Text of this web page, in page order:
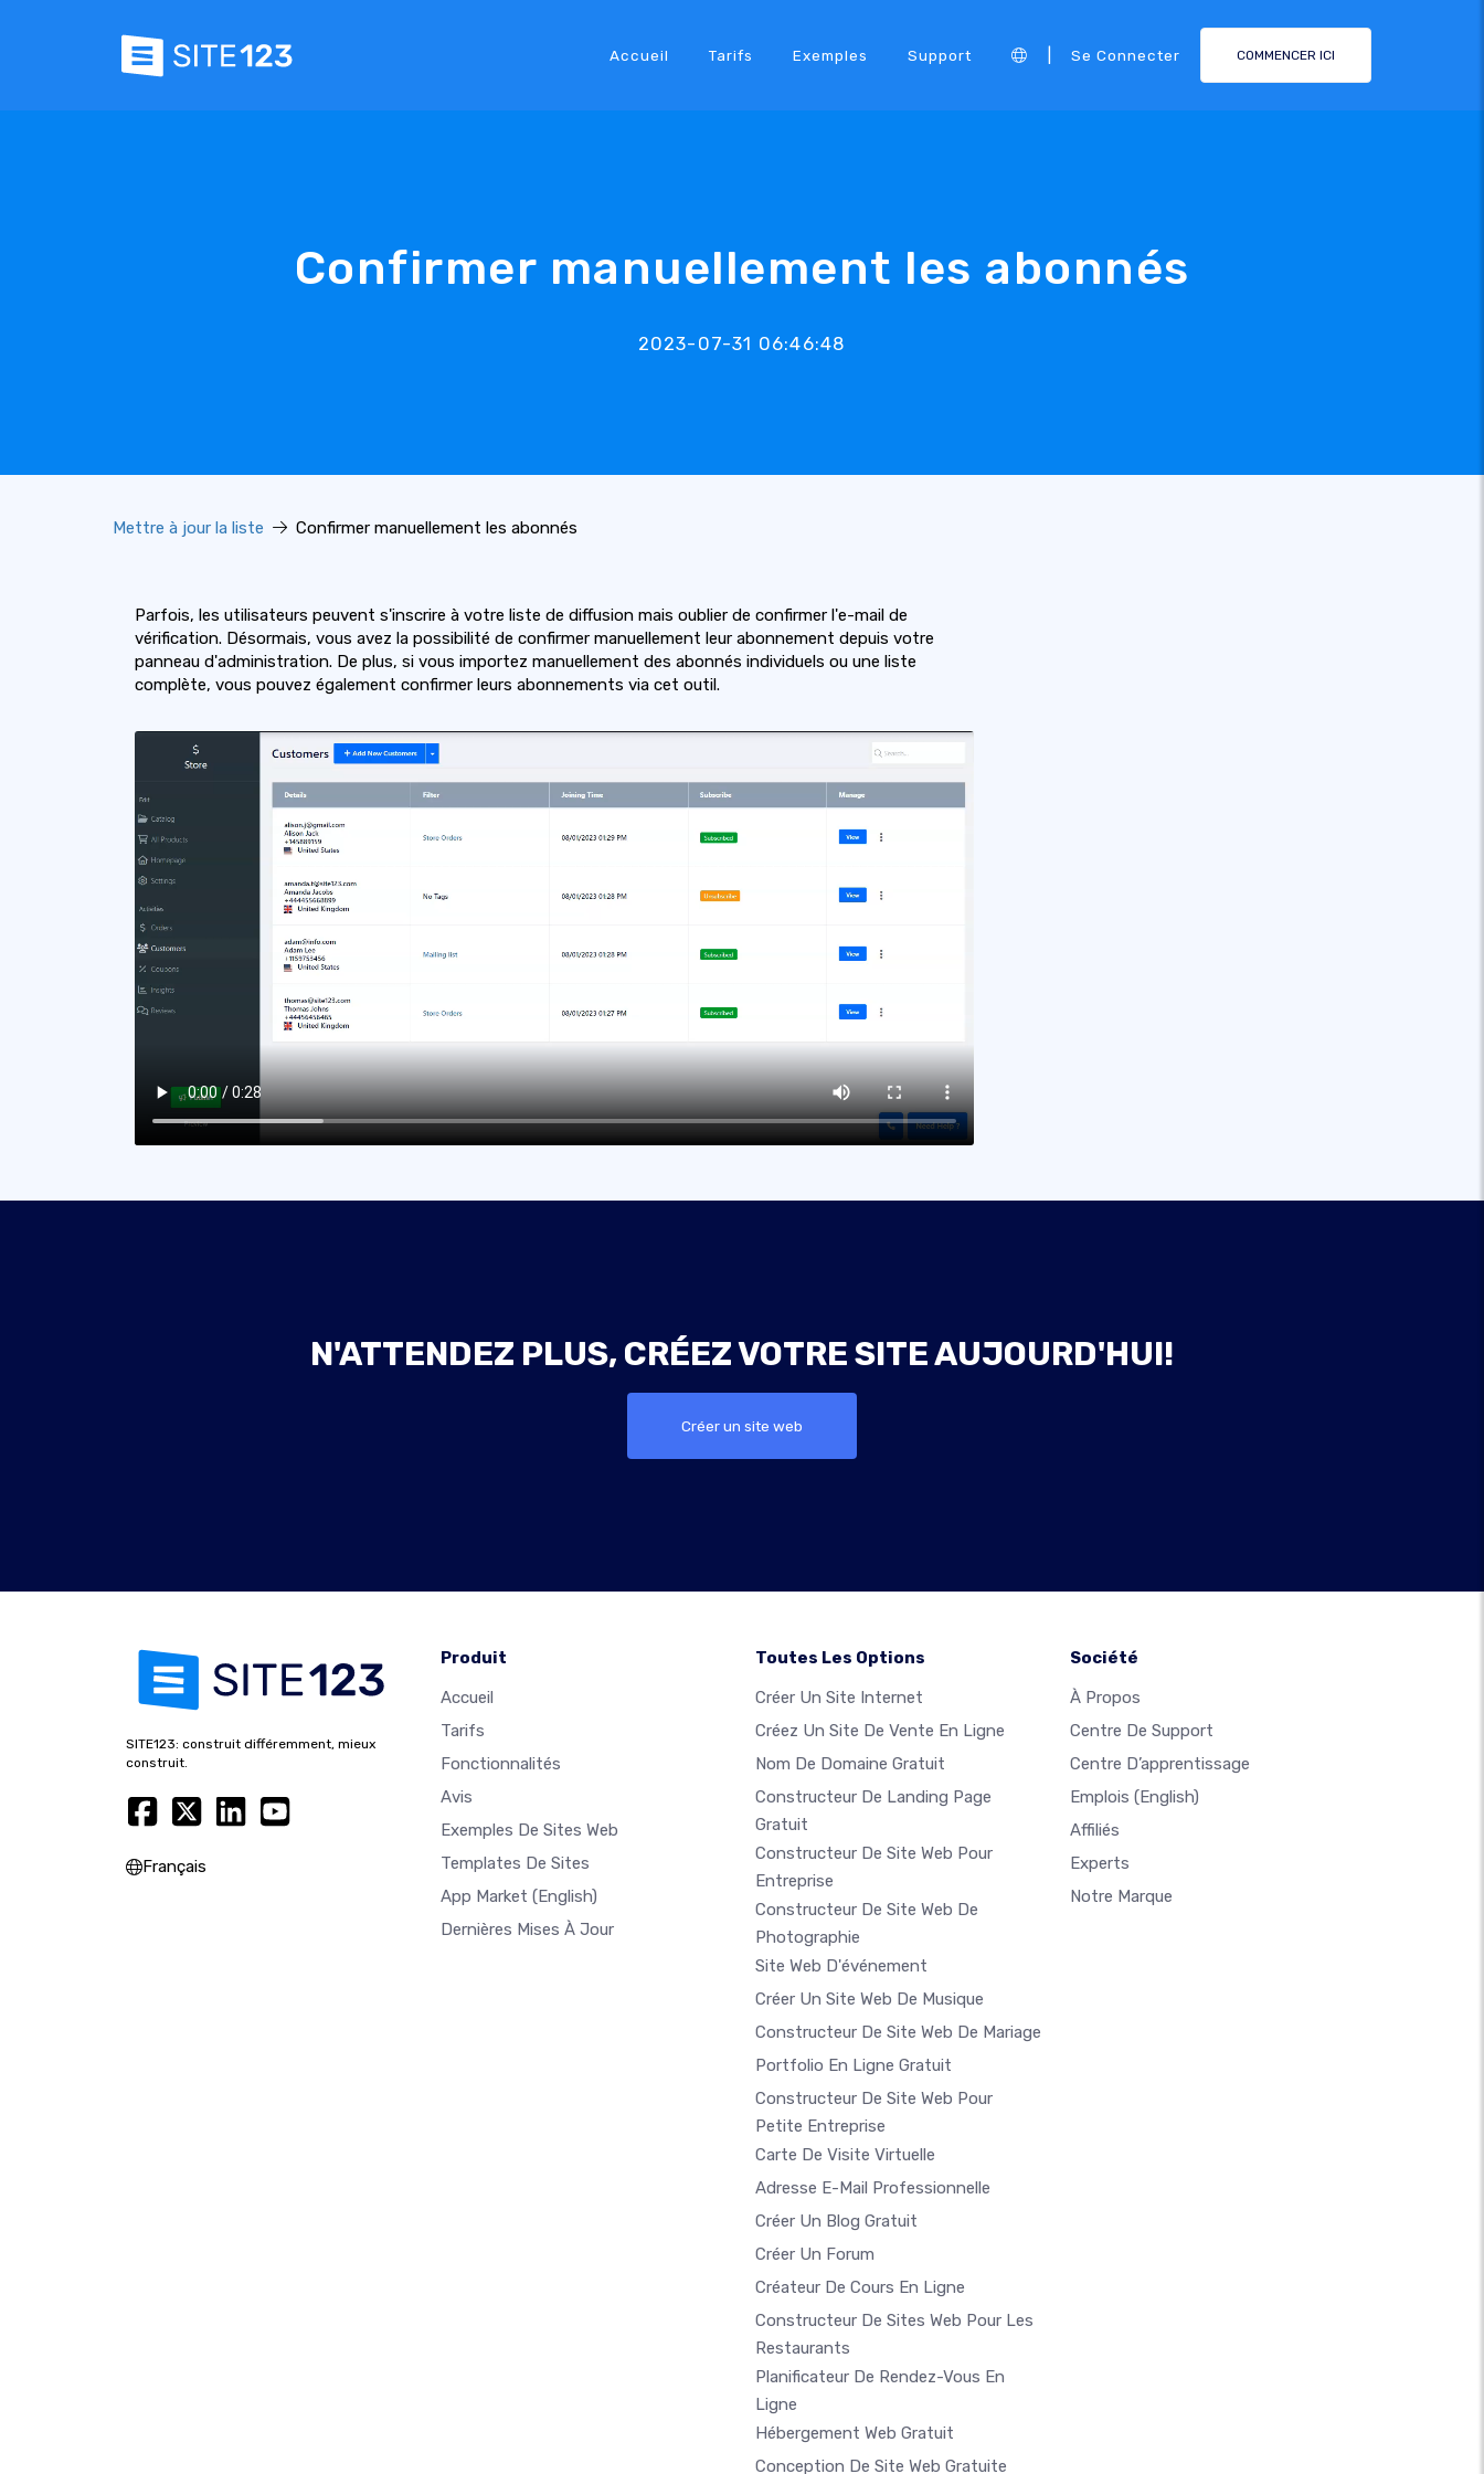
Accueil Tarifs Exemples Support Se Connecter COMMENCER ICI
Confirmer manuellement les abonnés
2023-07-31 06:46:48
Mettre à jour la liste Confirmer manuellement les abonnés
Parfois, les utilisateurs peuvent s'inscrire à votre liste de diffusion mais oublier de confirmer l'e-mail de
vérification. Désormais, vous avez la possibilité de confirmer manuellement leur abonnement depuis votre
panneau d'administration. De plus, si vous importez manuellement des abonnés individuels ou une liste
complète, vous pouvez également confirmer leurs abonnements via cet outil.
N'ATTENDEZ PLUS, CRÉEZ VOTRE SITE AUJOURD'HUI!
Créer un site web
SITE123: construit différemment, mieux
construit.
Français
Produit
Accueil
Tarifs
Fonctionnalités
Avis
Exemples De Sites Web
Templates De Sites
App Market (English)
Dernières Mises À Jour
Toutes Les Options
Créer Un Site Internet
Créez Un Site De Vente En Ligne
Nom De Domaine Gratuit
Constructeur De Landing Page
Gratuit
Constructeur De Site Web Pour
Entreprise
Constructeur De Site Web De
Photographie
Site Web D'événement
Créer Un Site Web De Musique
Constructeur De Site Web De Mariage
Portfolio En Ligne Gratuit
Constructeur De Site Web Pour
Petite Entreprise
Carte De Visite Virtuelle
Adresse E-Mail Professionnelle
Créer Un Blog Gratuit
Créer Un Forum
Créateur De Cours En Ligne
Constructeur De Sites Web Pour Les
Restaurants
Planificateur De Rendez-Vous En
Ligne
Hébergement Web Gratuit
Conception De Site Web Gratuite
Société
À Propos
Centre De Support
Centre D’apprentissage
Emplois (English)
Affiliés
Experts
Notre Marque